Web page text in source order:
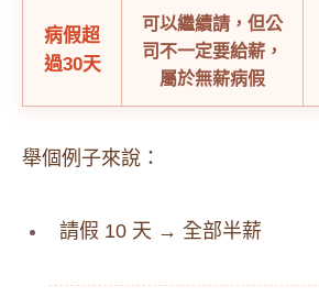
病假超
過30天
可以繼續請，但公
司不一定要給薪，
屬於無薪病假
舉個例子來說：
請假 10 天 → 全部半薪